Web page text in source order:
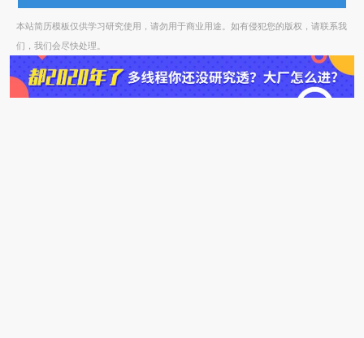
本站简历模板仅供学习研究使用，请勿用于商业用途。如有侵犯您的版权，请联系我
们，我们会尽快处理。